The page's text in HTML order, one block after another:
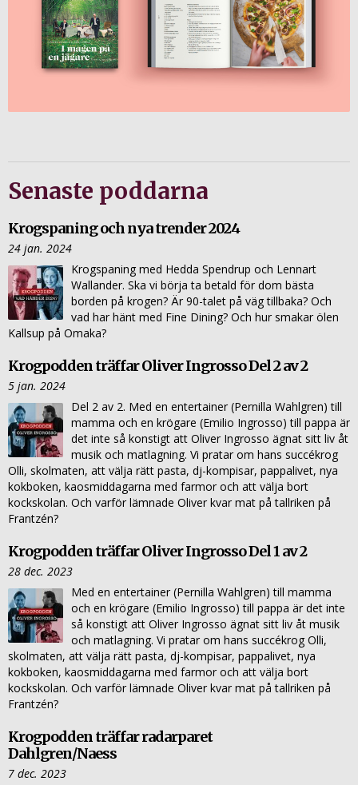
Senaste poddarna
Krogspaning och nya trender 2024
24 jan. 2024
Krogspaning med Hedda Spendrup och Lennart
Wallander. Ska vi börja ta betald för dom bästa
borden på krogen? Är 90-talet på väg tillbaka? Och
vad har hänt med Fine Dining? Och hur smakar ölen
Kallsup på Omaka?
Krogpodden träffar Oliver Ingrosso Del 2 av 2
5 jan. 2024
Del 2 av 2. Med en entertainer (Pernilla Wahlgren) till
mamma och en krögare (Emilio Ingrosso) till pappa är
det inte så konstigt att Oliver Ingrosso ägnat sitt liv åt
musik och matlagning. Vi pratar om hans succékrog
Olli, skolmaten, att välja rätt pasta, dj-kompisar, pappalivet, nya
kokboken, kaosmiddagarna med farmor och att välja bort
kockskolan. Och varför lämnade Oliver kvar mat på tallriken på
Frantzén?
Krogpodden träffar Oliver Ingrosso Del 1 av 2
28 dec. 2023
Med en entertainer (Pernilla Wahlgren) till mamma
och en krögare (Emilio Ingrosso) till pappa är det inte
så konstigt att Oliver Ingrosso ägnat sitt liv åt musik
och matlagning. Vi pratar om hans succékrog Olli,
skolmaten, att välja rätt pasta, dj-kompisar, pappalivet, nya
kokboken, kaosmiddagarna med farmor och att välja bort
kockskolan. Och varför lämnade Oliver kvar mat på tallriken på
Frantzén?
Krogpodden träffar radarparet
Dahlgren/Naess
7 dec. 2023